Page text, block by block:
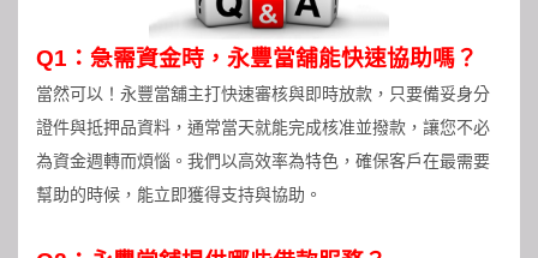
Q1：急需資金時，永豐當舖能快速協助嗎？
當然可以！永豐當舖主打快速審核與即時放款，只要備妥身分
證件與抵押品資料，通常當天就能完成核准並撥款，讓您不必
為資金週轉而煩惱。我們以高效率為特色，確保客戶在最需要
幫助的時候，能立即獲得支持與協助。